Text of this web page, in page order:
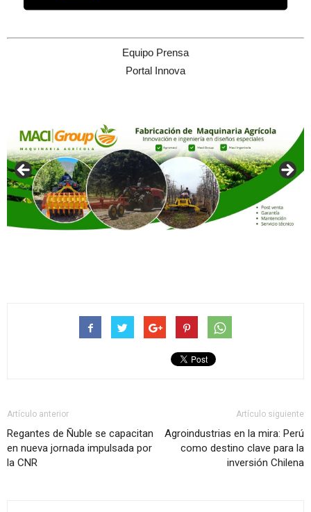
Equipo Prensa
Portal Innova
Artículo anterior
Regantes de Ñuble se capacitan
en nueva jornada impulsada por
la CNR
Artículo siguiente
Agroindustrias en la mira: Perú
como destino clave para la
inversión Chilena